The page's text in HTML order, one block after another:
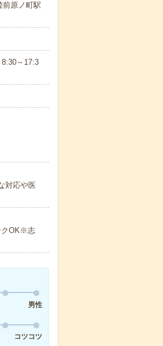
前原ノ町駅
～17:3
対応や医
クOK※志
男性
コツコツ